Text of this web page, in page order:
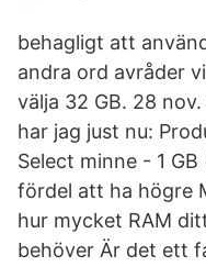
behagligt att
andra ord avråder
välja 32 GB. 28
har jag just nu:
Select minne - 1
fördel att ha högre
hur mycket RAM
behöver Är det ett